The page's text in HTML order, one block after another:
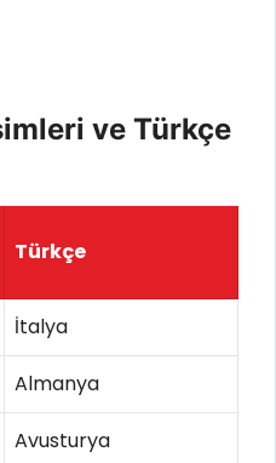
ve Türkçe
Türkçe
İtalya
Almanya
Avusturya